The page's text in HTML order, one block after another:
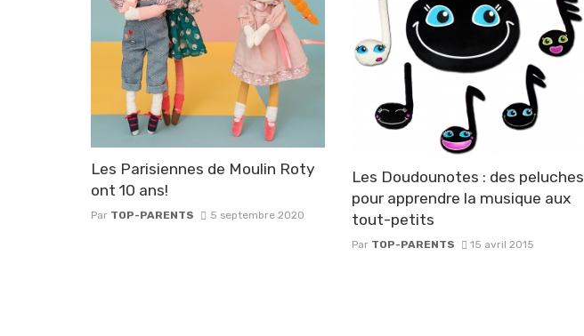
Les Parisiennes de Moulin Roty
ont 10 ans!
Par TOP-PARENTS 5 septembre 2020
Les Doudounotes : des peluches
pour apprendre la musique aux
tout-petits
Par TOP-PARENTS 15 avril 2015